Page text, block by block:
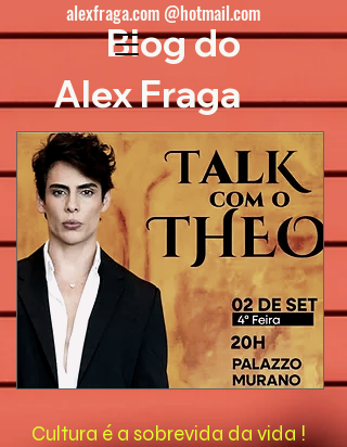
Cultura é a sobrevida da vida !
Blog do
Alex Fraga
alexfraga.com @hotmail.com